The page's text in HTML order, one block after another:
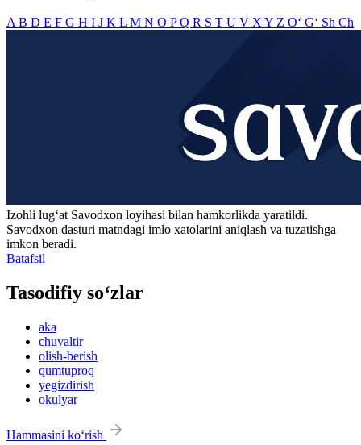
A B D E F G H I J K L M N O PQ R S T U V X Y Z O‘ G‘ Sh Ch
Izohli lugʻat Savodxon loyihasi bilan hamkorlikda yaratildi.
Savodxon dasturi matndagi imlo xatolarini aniqlash va tuzatishga
imkon beradi.
Batafsil
Tasodifiy so‘zlar
aka
chuvaltir
olish-berish
qumtuproq
yegizdirish
okulyar
Hammasini ko‘rish